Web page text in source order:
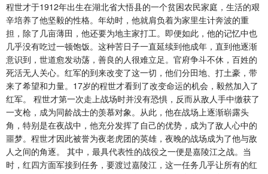
程世才于1912年出生在湖北省大悟县的一个贫困农民家庭，生活的艰
辛培养了他坚毅的性格。年幼时，他就肩负着为家里生计奔波的重
担，除了几亩薄田，他还要为地主家打工。即便如此，他的记忆中也
几乎没有吃过一顿饱饭。这种苦日子一直延续到他成年，直到他逐渐
意识到，世道愈发动荡，善良的人很难立足。官府争斗不休，百姓的
死活无人关心。红军的到来改变了这一切，他们分田地、打土豪，带
来了希望和力量。17岁的程世才看到了改变命运的机会，毅然加入了
红军。 程世才第一次走上战场时并没有恐惧，反而从敌人手中缴获了
一支枪，成为同龄战士的羡慕对象。从此，他在战场上逐渐崭露头
角，特别是在夜战中，他充分发挥了自己的优势，成为了敌人心中的
噩梦。程世才因此被誉为夜老虎团的英雄，夜晚的战场成为了他与敌
人之间的角逐。 其中，最具代表性的战役之一便是嘉陵江之战。当
时，红四方面军接到任务，要渡过嘉陵江，这一任务几乎让所有的红